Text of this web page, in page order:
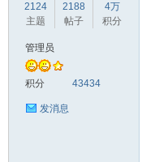
2124
主题
2188
帖子
4万
积分
管理员
积分 43434
发消息